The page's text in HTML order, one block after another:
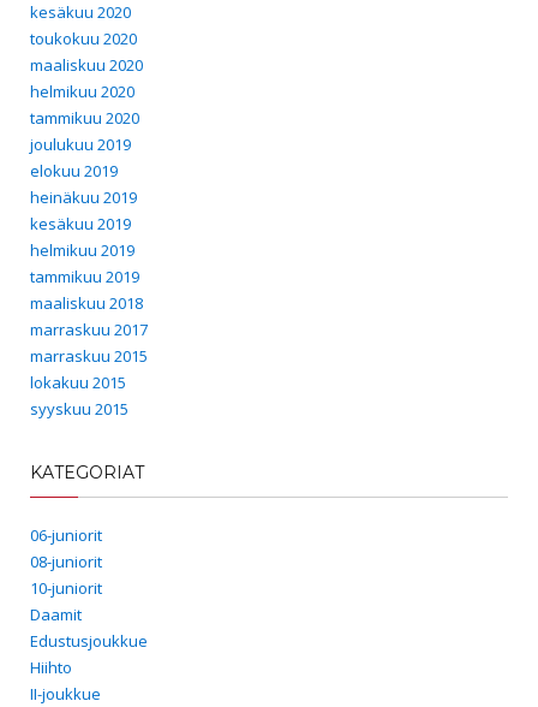
kesäkuu 2020
toukokuu 2020
maaliskuu 2020
helmikuu 2020
tammikuu 2020
joulukuu 2019
elokuu 2019
heinäkuu 2019
kesäkuu 2019
helmikuu 2019
tammikuu 2019
maaliskuu 2018
marraskuu 2017
marraskuu 2015
lokakuu 2015
syyskuu 2015
KATEGORIAT
06-juniorit
08-juniorit
10-juniorit
Daamit
Edustusjoukkue
Hiihto
II-joukkue